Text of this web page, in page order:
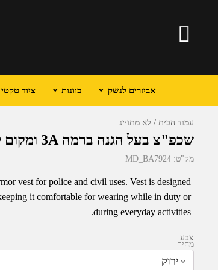
אביזרים לנשק כוונות ציוד טקטי
עמוד הבית לא מתוייג
שכפ"צ בעל הגנה ברמה 3A ומקום לפלטות מיגון
מק"ט: MD_BA7924
vest for police and civil uses. Vest is designed
it comfortable for wearing while in duty or
during everyday activities.
מחיר
צבע